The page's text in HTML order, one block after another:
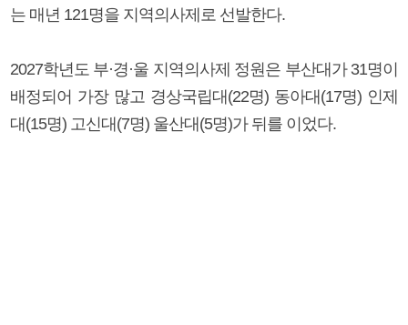
는 매년 121명을 지역의사제로 선발한다.
2027학년도 부·경·울 지역의사제 정원은 부산대가 31명이
배정되어 가장 많고 경상국립대(22명) 동아대(17명) 인제
대(15명) 고신대(7명) 울산대(5명)가 뒤를 이었다.